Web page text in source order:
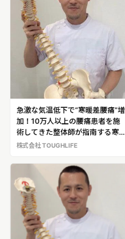
への取材が可能です
急激な気温低下で“寒暖差腰痛”増
加！10万人以上の腰痛患者を施
術してきた整体師が指南する寒暖
差腰痛を予防するストレッチ！
悟（のや・さとる）
株式会社 TOUGHLIFE